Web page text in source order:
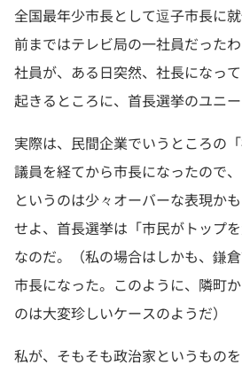
全国最年少市長として逗子市長に
前まではテレビ局の一社員だった
社員が、ある日突然、社長になっ
起きるところに、首長選挙のユニー
実際は、民間企業でいうところの
議員を経てから市長になったので
というのは少々オーバーな表現か
せよ、首長選挙は「市民がトップ
なのだ。（私の場合はしかも、鎌
市長になった。このように、隣町
のは大変珍しいケースのようだ）
私が、そもそも政治家というもの